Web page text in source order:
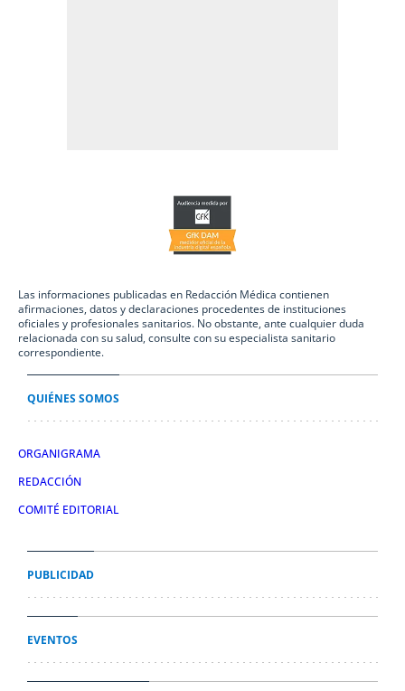
Las informaciones publicadas en Redacción Médica contienen
afirmaciones, datos y declaraciones procedentes de instituciones
oficiales y profesionales sanitarios. No obstante, ante cualquier duda
relacionada con su salud, consulte con su especialista sanitario
correspondiente.
QUIÉNES SOMOS
ORGANIGRAMA
REDACCIÓN
COMITÉ EDITORIAL
PUBLICIDAD
EVENTOS